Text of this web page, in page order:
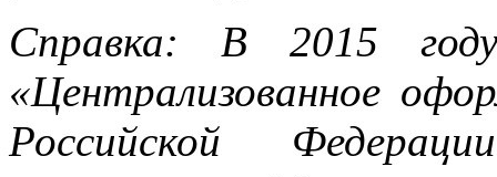
Справка: В 2015
«Централизованное
Российской